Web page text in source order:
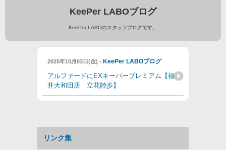
KeePer LABOブログ
KeePer LABOのスタッフブログです。
2025年10月03日(金) - KeePer LABOブログ
アルファードにEXキーパープレミアム【福
井大和田店 立花陸歩】
リンク集